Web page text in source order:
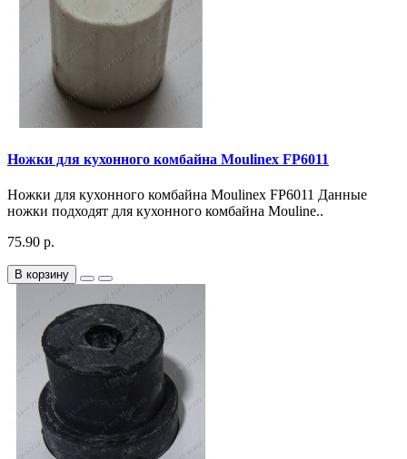
Ножки для кухонного комбайна Moulinex FP6011
Ножки для кухонного комбайна Moulinex FP6011 Данные
ножки подходят для кухонного комбайна Mouline..
75.90 р.
В корзину